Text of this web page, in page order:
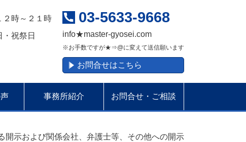
２時～２１時
・祝祭日
03-5633-9668
info★master-gyosei.com
※お手数ですが★⇒@に変えて送信願います
お問合せはこちら
事務所紹介 お問合せ・ご相談
開示および関係会社、弁護士等、その他への開示